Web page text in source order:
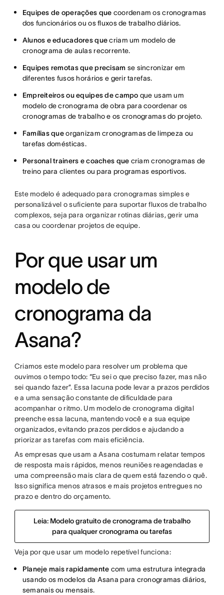
Equipes de operações que coordenam os cronogramas
dos funcionários ou os fluxos de trabalho diários.
Alunos e educadores quecriam um modelo de
cronograma de aulas recorrente.
Equipes remotas que precisam se sincronizar em
diferentes fusos horários e gerir tarefas.
Empreiteiros ou equipes de campo que usam um
modelo de cronograma de obra para coordenar os
cronogramas de trabalho e os cronogramas do projeto.
Famílias queorganizam cronogramas de limpeza ou
tarefas domésticas.
Personal trainers e coaches que criam cronogramas de
treino para clientes ou para programas esportivos.
Este modelo é adequado para cronogramas simples e
personalizável o suficiente para suportar fluxos de trabalho
complexos, seja para organizar rotinas diárias, gerir uma
casa ou coordenar projetos de equipe.
Por que usar um
modelo de
cronograma da
Asana?
Criamos este modelo para resolver um problema que
ouvimos o tempo todo: “Eu sei o que preciso fazer, mas não
sei quando fazer”. Essa lacuna pode levar a prazos perdidos
e a uma sensação constante de dificuldade para
acompanhar o ritmo. Um modelo de cronograma digital
preenche essa lacuna, mantendo você e a sua equipe
organizados, evitando prazos perdidos e ajudando a
priorizar as tarefas com mais eficiência.
As empresas que usam a Asana costumam relatar tempos
de resposta mais rápidos, menos reuniões reagendadas e
uma compreensão mais clara de quem está fazendo o quê.
Isso significa menos atrasos e mais projetos entregues no
prazo e dentro do orçamento.
Leia: Modelo gratuito de cronograma de trabalho
para qualquer cronograma ou tarefas
Veja por que usar um modelo repetível funciona:
Planeje mais rapidamente com uma estrutura integrada
usando os modelos da Asana para cronogramas diários,
semanais ou mensais.